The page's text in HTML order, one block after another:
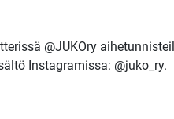
@JUKOry
Instagramissa: @juko_ry.